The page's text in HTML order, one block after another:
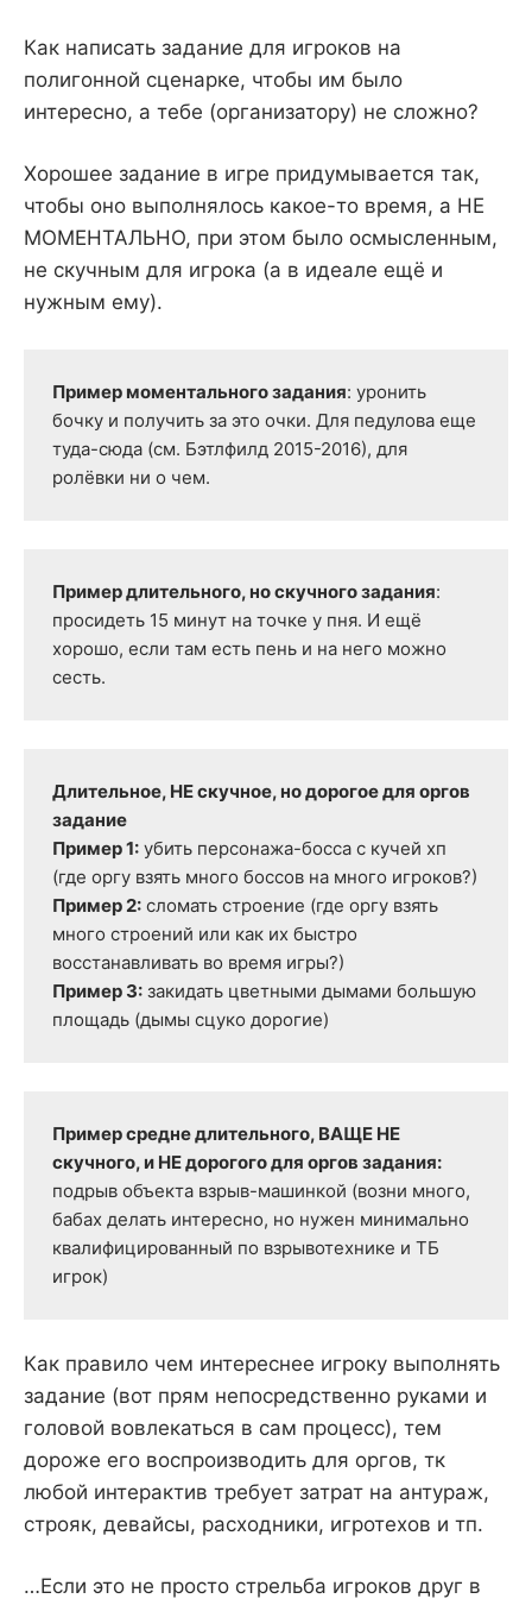
Как написать задание для игроков на
полигонной сценарке, чтобы им было
интересно, а тебе (организатору) не сложно?
Хорошее задание в игре придумывается так,
чтобы оно выполнялось какое-то время, а НЕ
МОМЕНТАЛЬНО, при этом было осмысленным,
не скучным для игрока (а в идеале ещё и
нужным ему).
Пример моментального задания: уронить
бочку и получить за это очки. Для педулова еще
туда-сюда (см. Бэтлфилд 2015-2016), для
ролёвки ни о чем.
Пример длительного, но скучного задания:
просидеть 15 минут на точке у пня. И ещё
хорошо, если там есть пень и на него можно
сесть.
Длительное, НЕ скучное, но дорогое для оргов
задание
Пример 1: убить персонажа-босса с кучей хп
Пример 2: сломать строение (где оргу взять
много строений или как их быстро
Пример 3: закидать цветными дымами большую
площадь (дымы сцуко дорогие)
Пример средне длительного, ВАЩЕ НЕ
подрыв объекта взрыв-машинкой (возни много,
бабах делать интересно, но нужен минимально
квалифицированный по взрывотехнике и ТБ
игрок)
Как правило чем интереснее игроку выполнять
задание (вот прям непосредственно руками и
головой вовлекаться в сам процесс), тем
дороже его воспроизводить для оргов, тк
любой интерактив требует затрат на антураж,
строяк, девайсы, расходники, игротехов и тп.
…Если это не просто стрельба игроков друг в